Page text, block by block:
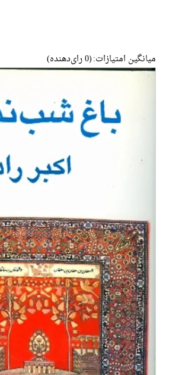
میانگین امتیازات:(0 رای‌دهنده)